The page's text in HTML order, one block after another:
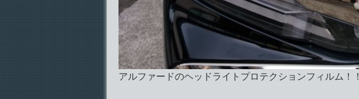
アルファードのヘッドライトプロテクションフィルム！！